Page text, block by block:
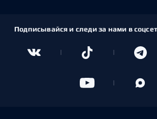
Подписывайся и следи за нами в